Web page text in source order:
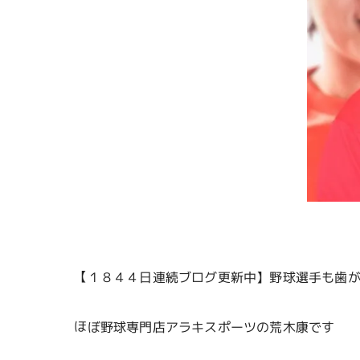
【１８４４日連続ブログ更新中】野球選手も歯
ほぼ野球専門店アラキスポーツの荒木康です